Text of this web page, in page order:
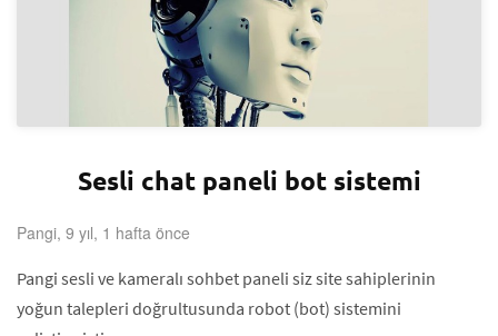
Sesli chat paneli bot sistemi
Pangi, 9 yıl, 1 hafta önce
Pangi sesli ve kameralı sohbet paneli siz site sahiplerinin
yoğun talepleri doğrultusunda robot (bot) sistemini